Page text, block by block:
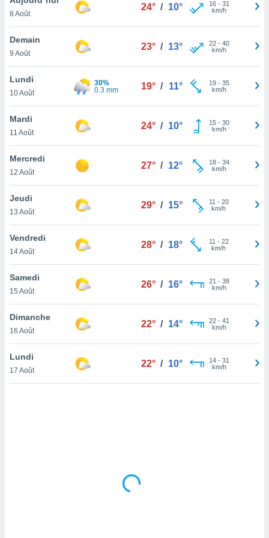
et
»,
au
vous
qu'ils
ou
le
ainsi
un
la
du
en
de
8 Août
24° / 10° 16- 31
km/h
Demain
9 Août
23° / 13° 22- 40
km/h
Lundi
10 Août
30%
0.3 mm
19° / 11° 19- 35
km/h
Mardi
11 Août
24° / 10° 15- 30
km/h
Mercredi
12 Août
27° / 12° 18- 34
km/h
Jeudi
13 Août
29° / 15° 11 - 20
km/h
Vendredi
14 Août
28° / 18° 11 - 22
km/h
Samedi
15 Août
26° / 16° 21 - 38
km/h
Dimanche
16 Août
22° / 14° 22- 41
km/h
Lundi
17 Août
22° / 10° 14- 31
km/h